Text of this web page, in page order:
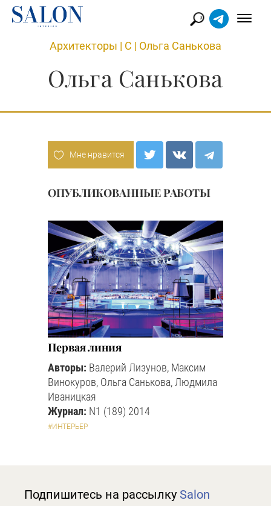
Архитекторы | С | Ольга Санькова
Ольга Санькова
Мне нравится
ОПУБЛИКОВАННЫЕ РАБОТЫ
Первая линия
Авторы: Валерий Лизунов, Максим
Винокуров, Ольга Санькова, Людмила
Иваницкая
Журнал: N1 (189) 2014
#ИНТЕРЬЕР
Подпишитесь на рассылку Salon